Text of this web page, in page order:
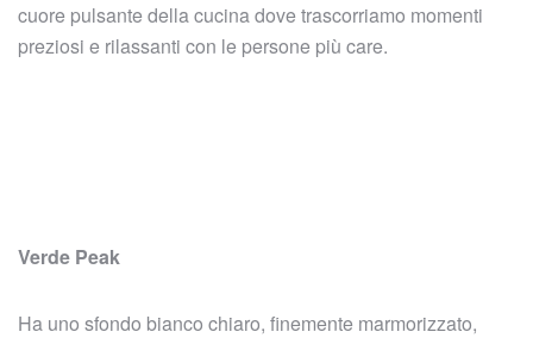
cuore pulsante della cucina dove trascorriamo momenti
preziosi e rilassanti con le persone più care.
Verde Peak
Ha uno sfondo bianco chiaro, finemente marmorizzato,